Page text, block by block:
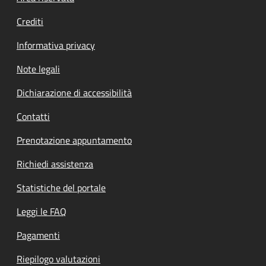
Crediti
Informativa privacy
Note legali
Dichiarazione di accessibilità
Contatti
Prenotazione appuntamento
Richiedi assistenza
Statistiche del portale
Leggi le FAQ
Pagamenti
Riepilogo valutazioni